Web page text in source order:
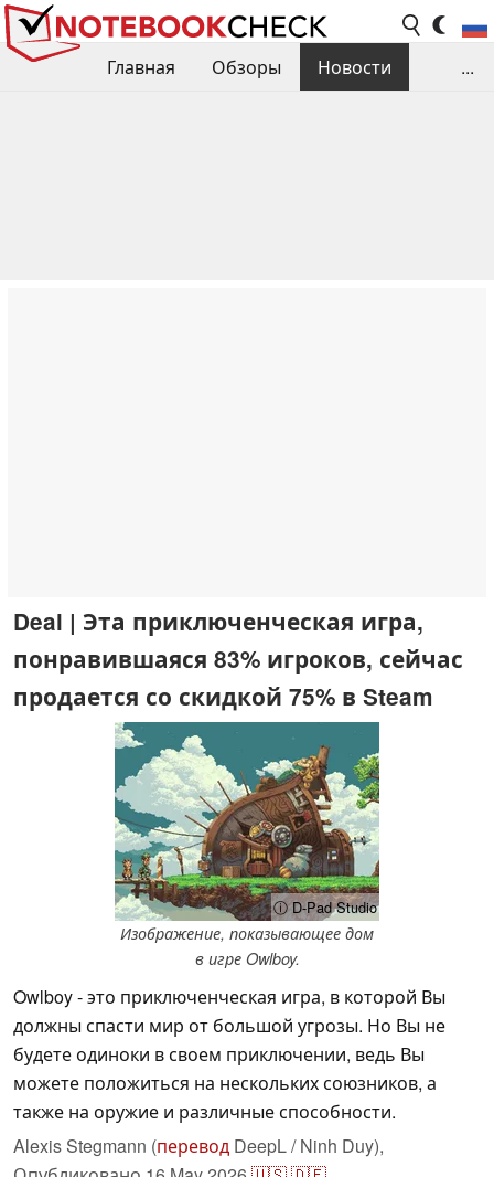
Главная Обзоры
Новости
...
Deal | Эта приключенческая игра,
понравившаяся 83% игроков, сейчас
продается со скидкой 75% в Steam
ⓘ D-Pad Studio
Изображение, показывающее дом
в игре Owlboy.
Owlboy - это приключенческая игра, в которой Вы
должны спасти мир от большой угрозы. Но Вы не
будете одиноки в своем приключении, ведь Вы
можете положиться на нескольких союзников, а
также на оружие и различные способности.
Alexis Stegmann (перевод DeepL / Ninh Duy),